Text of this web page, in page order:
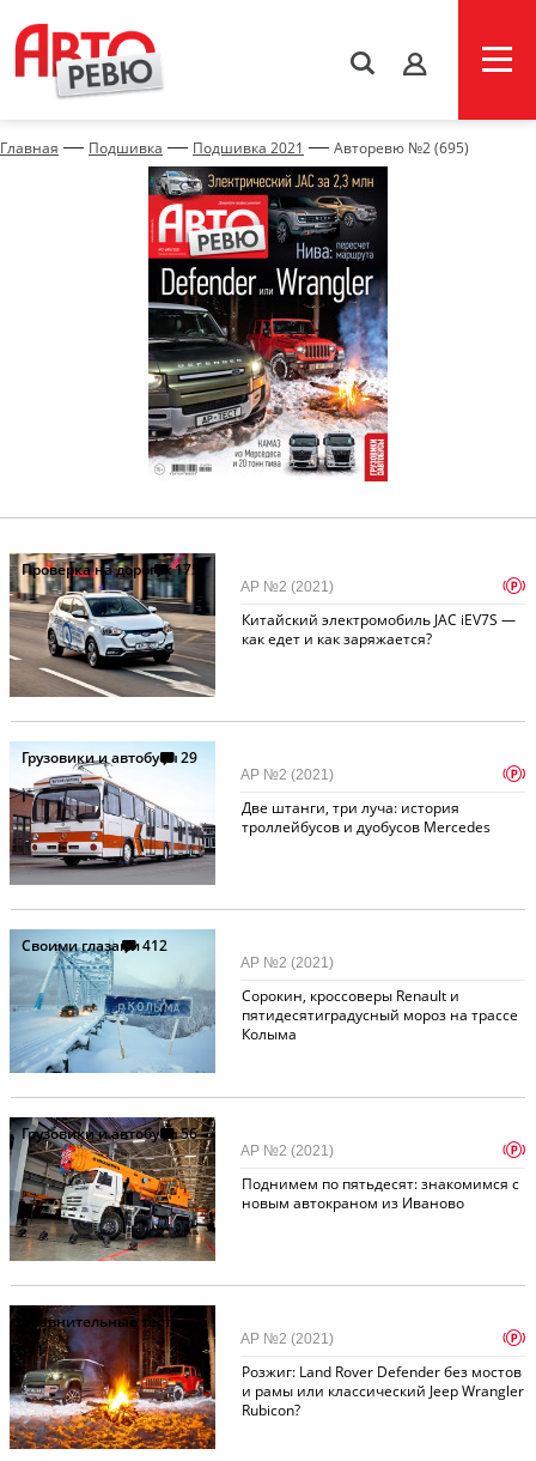
s
Главная — Подшивка — Подшивка 2021 — Авторевю №2 (695)
Проверка на дорогах175
Китайский электромобиль JAC iEV7S —
как едет и как заряжается?
АР №2 (2021) p
Грузовики и автобусы29
Две штанги, три луча: история
троллейбусов и дуобусов Mercedes
АР №2 (2021) p
Своими глазами412
Сорокин, кроссоверы Renault и
пятидесятиградусный мороз на трассе
Колыма
АР №2 (2021)
Грузовики и автобусы56
Поднимем по пятьдесят: знакомимся с
новым автокраном из Иваново
АР №2 (2021) p
Сравнительные тесты
311
Розжиг: Land Rover Defender без мостов
и рамы или классический Jeep Wrangler
Rubicon?
АР №2 (2021) p